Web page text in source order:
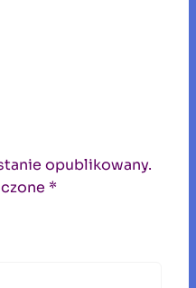
opublikowany.
*